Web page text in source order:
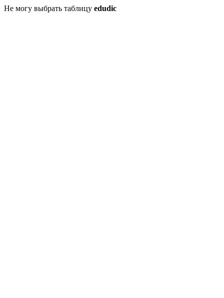
Не могу выбрать таблицу edudic